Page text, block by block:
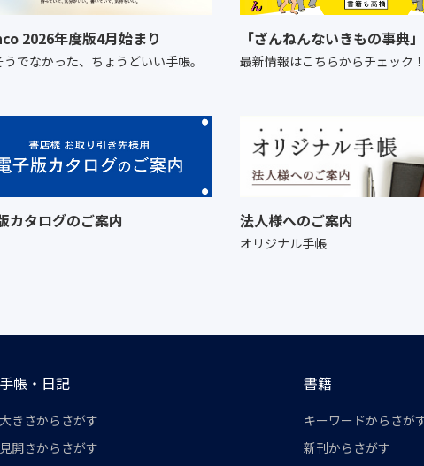
2026年度版4月始まり
うでなかった、ちょうどいい手帳。
「ざんねんないきもの事典
最新情報はこちらからチェック
カタログのご案内 法人様へのご案内
オリジナル手帳
手帳・日記
大きさからさがす
見開きからさがす
書籍
キーワードからさが
新刊からさがす